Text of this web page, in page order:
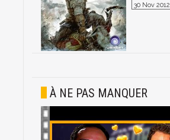
30 Nov 2012
À NE PAS MANQUER